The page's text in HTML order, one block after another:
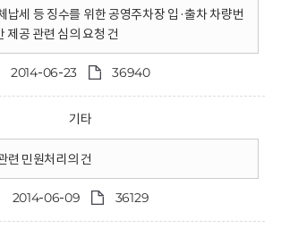
납세 등 징수를 위한 공영주차장 입·출차 차량번
제공 관련 심의 요청 건
2014-06-23 36940
기타
련 민원처리의 건
2014-06-09 36129